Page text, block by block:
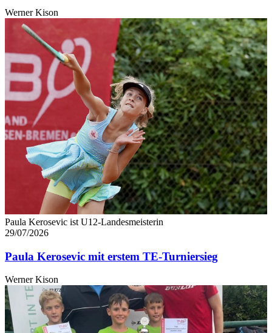
Werner Kison
Paula Kerosevic ist U12-Landesmeisterin
29/07/2026
Paula Kerosevic mit erstem TE-Turniersieg
Werner Kison